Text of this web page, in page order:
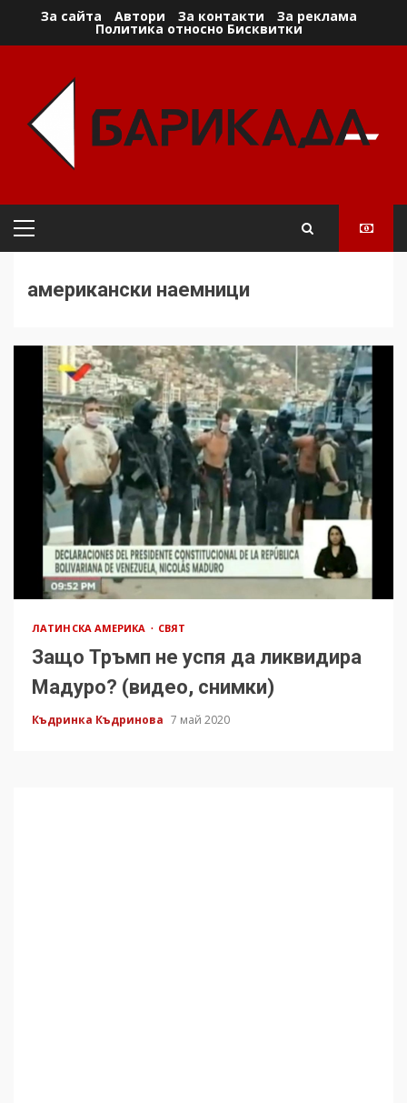
За сайта Автори За контакти За реклама
Политика относно Бисквитки
Primary
американски наемници
ЛАТИНСКА АМЕРИКА СВЯТ
Защо Тръмп не успя да ликвидира
Мадуро? (видео, снимки)
Къдринка Къдринова 7 май 2020